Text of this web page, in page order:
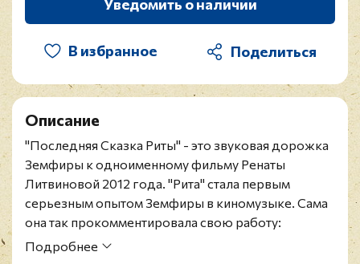
Уведомить о наличии
В избранное
Описание
"Последняя Сказка Риты" - это звуковая дорожка
Земфиры к одноименному фильму Ренаты
Литвиновой 2012 года. "Рита" стала первым
серьезным опытом Земфиры в киномузыке. Сама
она так прокомментировала свою работу:
"Предложение написать музыку к фильму
Подробнее